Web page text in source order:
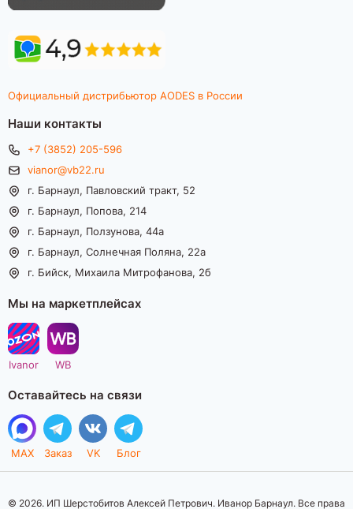
Официальный дистрибьютор AODES в России
Наши контакты
+7 (3852) 205-596
vianor@vb22.ru
г. Барнаул, Павловский тракт, 52
г. Барнаул, Попова, 214
г. Барнаул, Ползунова, 44а
г. Барнаул, Солнечная Поляна, 22а
г. Бийск, Михаила Митрофанова, 2б
Мы на маркетплейсах
Ivanor WB
Оставайтесь на связи
MAX Заказ VK Блог
© 2026. ИП Шерстобитов Алексей Петрович. Иванор Барнаул. Все права